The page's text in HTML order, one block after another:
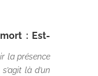
mort : Est-
la présence
là d’un